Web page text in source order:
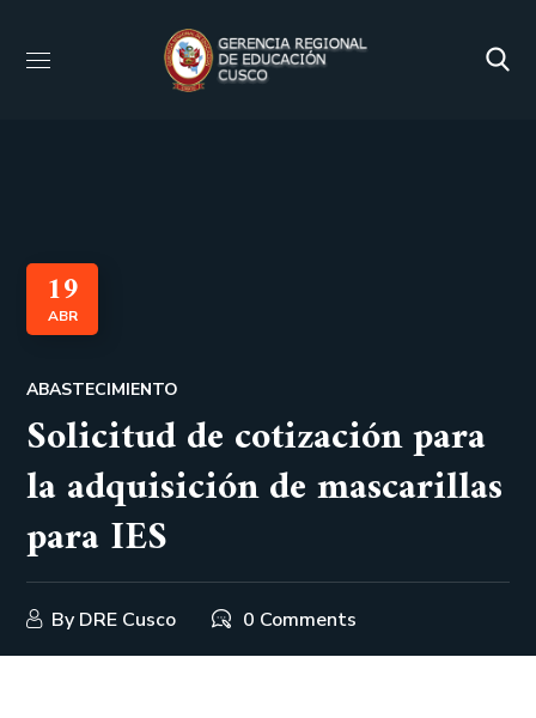
19
ABR
ABASTECIMIENTO
Solicitud de cotización para
la adquisición de mascarillas
para IES
By DRE Cusco 0 Comments